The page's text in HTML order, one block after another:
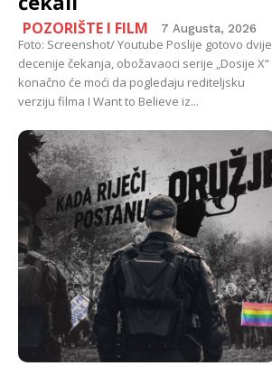
POZORIŠTE I FILM 7 Augusta, 2026
Foto: Screenshot/ Youtube Poslije gotovo dvije
decenije čekanja, obožavaoci serije „Dosije X“
konačno će moći da pogledaju rediteljsku
verziju filma I Want to Believe iz...